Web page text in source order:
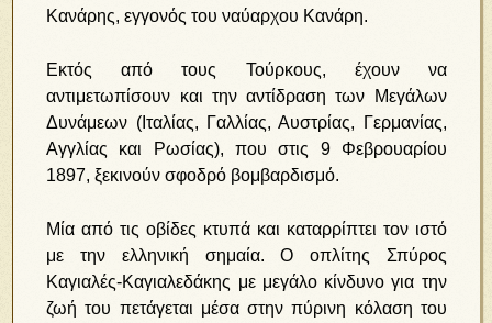
Κανάρης, εγγονός του ναύαρχου Κανάρη.
Εκτός από τους Τούρκους, έχουν να
αντιμετωπίσουν και την αντίδραση των Μεγάλων
Δυνάμεων (Ιταλίας, Γαλλίας, Αυστρίας, Γερμανίας,
Αγγλίας και Ρωσίας), που στις 9 Φεβρουαρίου
1897, ξεκινούν σφοδρό βομβαρδισμό.
Μία από τις οβίδες κτυπά και καταρρίπτει τον ιστό
με την ελληνική σημαία. Ο οπλίτης Σπύρος
Καγιαλές-Καγιαλεδάκης με μεγάλο κίνδυνο για την
ζωή του πετάγεται μέσα στην πύρινη κόλαση του